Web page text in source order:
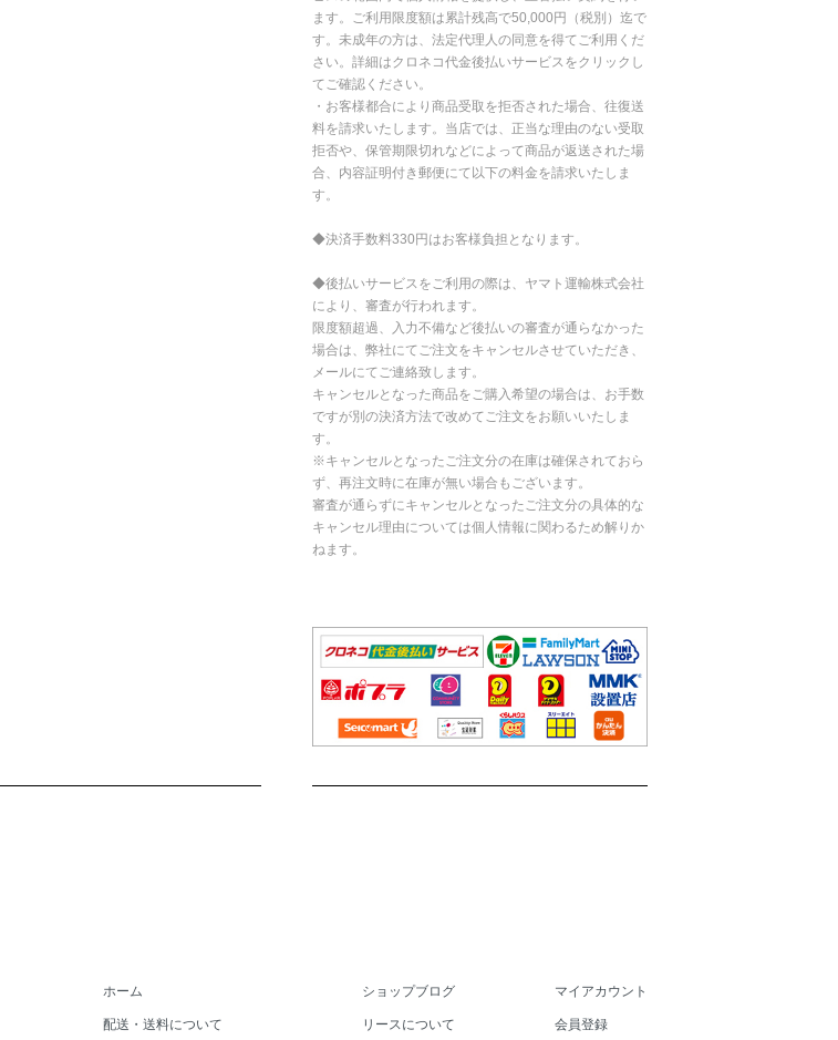
ます。ご利用限度額は累計残高で50,000円（税別）迄で
す。未成年の方は、法定代理人の同意を得てご利用くだ
さい。詳細はクロネコ代金後払いサービスをクリックし
てご確認ください。
・お客様都合により商品受取を拒否された場合、往復送
料を請求いたします。当店では、正当な理由のない受取
拒否や、保管期限切れなどによって商品が返送された場
合、内容証明付き郵便にて以下の料金を請求いたしま
す。
◆決済手数料330円はお客様負担となります。
◆後払いサービスをご利用の際は、ヤマト運輸株式会社
により、審査が行われます。
限度額超過、入力不備など後払いの審査が通らなかった
場合は、弊社にてご注文をキャンセルさせていただき、
メールにてご連絡致します。
キャンセルとなった商品をご購入希望の場合は、お手数
ですが別の決済方法で改めてご注文をお願いいたしま
す。
※キャンセルとなったご注文分の在庫は確保されておら
ず、再注文時に在庫が無い場合もございます。
審査が通らずにキャンセルとなったご注文分の具体的な
キャンセル理由については個人情報に関わるため解りか
ねます。
ホーム
配送・送料について
ショップブログ
リースについて
マイアカウント
会員登録